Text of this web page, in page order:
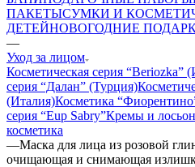
ПАКЕТЫСУМКИ И
ДЕТЕЙНОВОГОДНИЕ
—
Уход за лицом
Косметическая серия “Beriozka”
серия “Далан” (Турция)
(Италия)Косметика
серия “Eup Sabry”Кремы и
косметика
—Маска для лица из розовой
очищающая и снимающая